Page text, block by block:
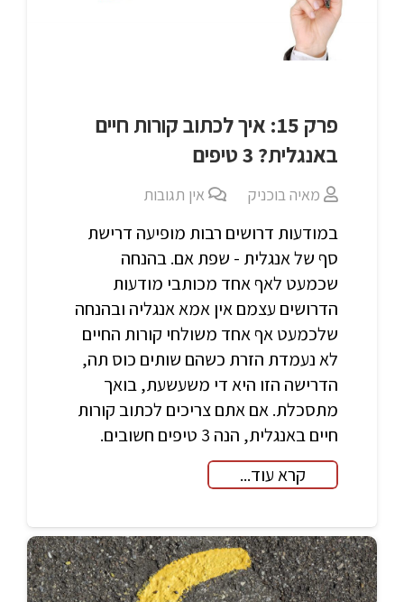
פרק 15: איך לכתוב קורות חיים
באנגלית? 3 טיפים
מאיה בוכניק אין תגובות
במודעות דרושים רבות מופיעה דרישת
סף של אנגלית - שפת אם. בהנחה
שכמעט לאף אחד מכותבי מודעות
הדרושים עצמם אין אמא אנגליה ובהנחה
שלכמעט אף אחד משולחי קורות החיים
לא נעמדת הזרת כשהם שותים כוס תה,
הדרישה הזו היא די משעשעת, בואך
מתסכלת. אם אתם צריכים לכתוב קורות
חיים באנגלית, הנה 3 טיפים חשובים.
קרא עוד...